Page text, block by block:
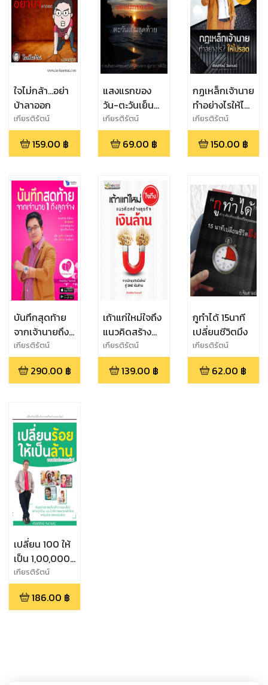
ใจไม่กล้า...อย่า
บ้าลาออก
เกียรติรัตน์
จินดามณี
159.00 ฿
แสงแรกของ
วัน-ตะวันเย็น
สุดท้าย
เกียรติรัตน์
จินดามณี
69.00 ฿
กฏเหล็กเจ้านาย
ทำอย่างไรให้ไป
รอด
เกียรติรัตน์
จินดามณี
150.00 ฿
บันทึกสุดท้าย
จากเจ้านายถึง
ลูกจ้าง
เกียรติรัตน์
จินดามณี
290.00 ฿
เถ้าแก่ใหม่ใจถึง
แนวคิดสร้าง
ธุรกิจเงินล้าน
เกียรติรัตน์
จินดามณี
139.00 ฿
กูทำได้ 15นาที
เปลี่ยนชีวิตมึง
เกียรติรัตน์
จินดามณี
62.00 ฿
เปลี่ยน 100 ให้
เป็น 1,00,000
ขายเครื่อง
สำอางออนไลน์
เกียรติรัตน์
จินดามณี
186.00 ฿